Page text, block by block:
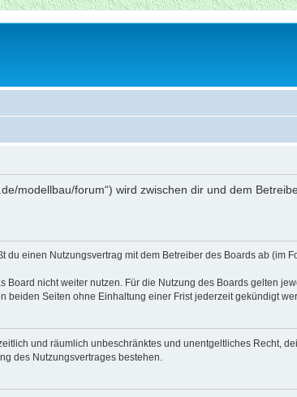
modellbau/forum“) wird zwischen dir und dem
du einen Nutzungsvertrag mit dem Betreiber des Boards ab (im
nicht weiter nutzen. Für die Nutzung des Boards gelten
beiden Seiten ohne Einhaltung einer Frist jederzeit gekündigt
und räumlich unbeschränktes und unentgeltliches Recht,
des Nutzungsvertrages bestehen.